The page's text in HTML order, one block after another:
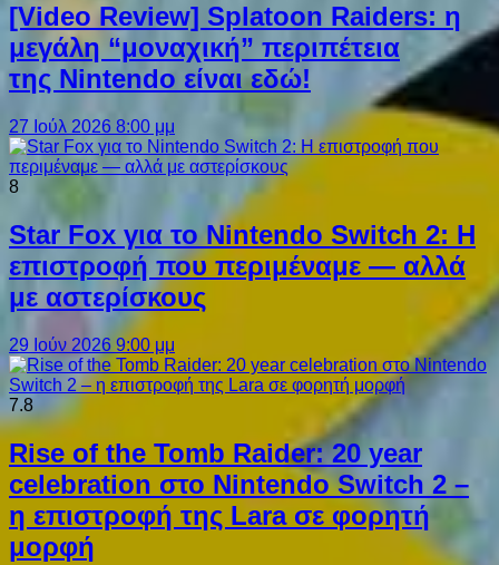
[Video Review] Splatoon Raiders: η
μεγάλη “μοναχική” περιπέτεια
της Nintendo είναι εδώ!
27 Ιούλ 2026 8:00 μμ
8
Star Fox για το Nintendo Switch 2: Η
επιστροφή που περιμέναμε — αλλά
με αστερίσκους
29 Ιούν 2026 9:00 μμ
7.8
Rise of the Tomb Raider: 20 year
celebration στο Nintendo Switch 2 –
η επιστροφή της Lara σε φορητή
μορφή